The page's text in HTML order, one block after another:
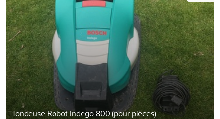
Tondeuse Robot Indego 800 (pour pièces)